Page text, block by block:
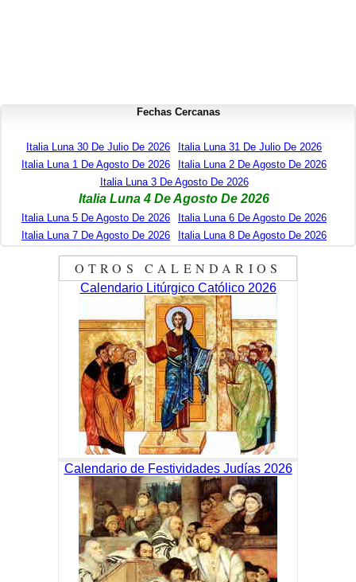
Fechas Cercanas
Italia Luna 30 De Julio De 2026
Italia Luna 31 De Julio De 2026
Italia Luna 1 De Agosto De 2026
Italia Luna 2 De Agosto De 2026
Italia Luna 3 De Agosto De 2026
Italia Luna 4 De Agosto De 2026
Italia Luna 5 De Agosto De 2026
Italia Luna 6 De Agosto De 2026
Italia Luna 7 De Agosto De 2026
Italia Luna 8 De Agosto De 2026
OTROS CALENDARIOS
Calendario Litúrgico Católico 2026
Calendario de Festividades Judías 2026